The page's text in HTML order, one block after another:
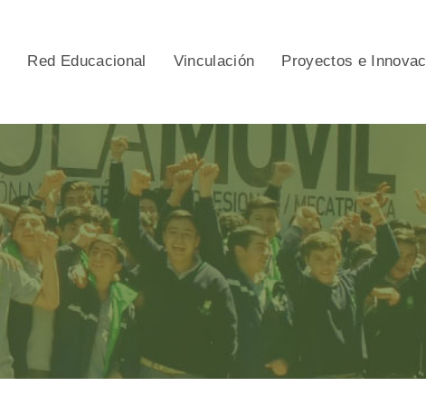
Red Educacional Vinculación Proyectos e